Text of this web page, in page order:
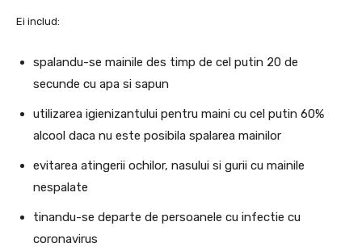
Ei includ:
spalandu-se mainile des timp de cel putin 20 de
secunde cu apa si sapun
utilizarea igienizantului pentru maini cu cel putin 60%
alcool daca nu este posibila spalarea mainilor
evitarea atingerii ochilor, nasului si gurii cu mainile
nespalate
tinandu-se departe de persoanele cu infectie cu
coronavirus